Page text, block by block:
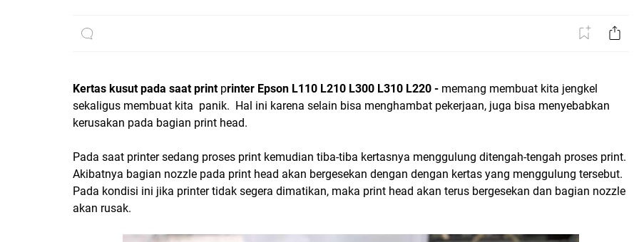
Kertas kusut pada saat printprinter Epson L110 L210 L300 L310 L220 - memang membuat kita jengkel
sekaligus membuat kita panik. Hal ini karena selain bisa menghambat pekerjaan, juga bisa menyebabkan
kerusakan pada bagian print head.
Pada saat printer sedang proses print kemudian tiba-tiba kertasnya menggulung ditengah-tengah proses print.
Akibatnya bagian nozzle pada print head akan bergesekan dengan dengan kertas yang menggulung tersebut.
Pada kondisi ini jika printer tidak segera dimatikan, maka print head akan terus bergesekan dan bagian nozzle
akan rusak.